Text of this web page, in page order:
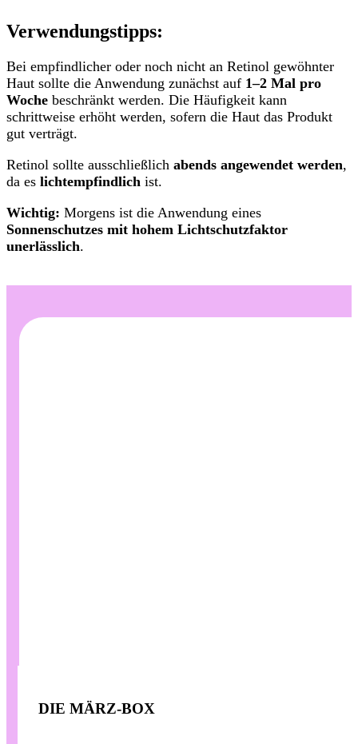
Verwendungstipps:
Bei empfindlicher oder noch nicht an Retinol gewöhnter
Haut sollte die Anwendung zunächst auf 1–2 Mal pro
Woche beschränkt werden. Die Häufigkeit kann
schrittweise erhöht werden, sofern die Haut das Produkt
gut verträgt.
Retinol sollte ausschließlich abends angewendet werden,
da es lichtempfindlich ist.
Wichtig: Morgens ist die Anwendung eines
Sonnenschutzes mit hohem Lichtschutzfaktor
unerlässlich.
DIE MÄRZ-BOX